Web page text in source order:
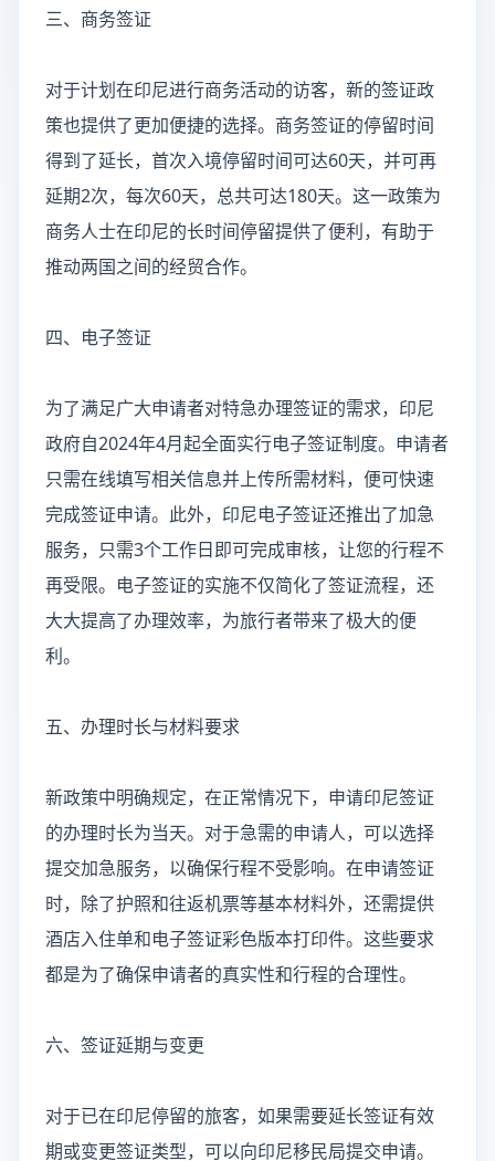
三、商务签证
对于计划在印尼进行商务活动的访客，新的签证政
策也提供了更加便捷的选择。商务签证的停留时间
得到了延长，首次入境停留时间可达60天，并可再
延期2次，每次60天，总共可达180天。这一政策为
商务人士在印尼的长时间停留提供了便利，有助于
推动两国之间的经贸合作。
四、电子签证
为了满足广大申请者对特急办理签证的需求，印尼
政府自2024年4月起全面实行电子签证制度。申请者
只需在线填写相关信息并上传所需材料，便可快速
完成签证申请。此外，印尼电子签证还推出了加急
服务，只需3个工作日即可完成审核，让您的行程不
再受限。电子签证的实施不仅简化了签证流程，还
大大提高了办理效率，为旅行者带来了极大的便
利。
五、办理时长与材料要求
新政策中明确规定，在正常情况下，申请印尼签证
的办理时长为当天。对于急需的申请人，可以选择
提交加急服务，以确保行程不受影响。在申请签证
时，除了护照和往返机票等基本材料外，还需提供
酒店入住单和电子签证彩色版本打印件。这些要求
都是为了确保申请者的真实性和行程的合理性。
六、签证延期与变更
对于已在印尼停留的旅客，如果需要延长签证有效
期或变更签证类型，可以向印尼移民局提交申请。